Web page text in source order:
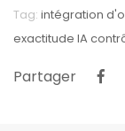
Tag: intégration
exactitude IA
Partager